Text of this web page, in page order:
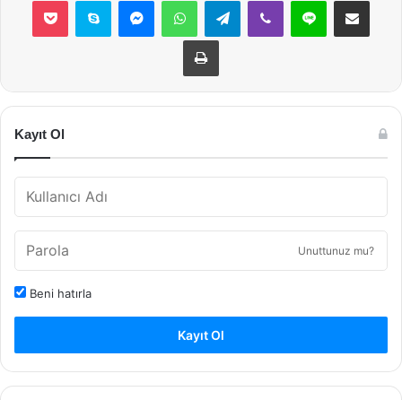
Yazdır
Kayıt Ol
Unuttunuz mu?
Beni hatırla
Kayıt Ol